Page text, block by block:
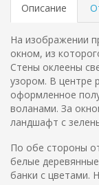
Описание
На изображении
окном, из
Стены оклеены
узором. В центре
оформленное
воланами. За
ландшафт с
По обе стороны
белые
банки с цветами.